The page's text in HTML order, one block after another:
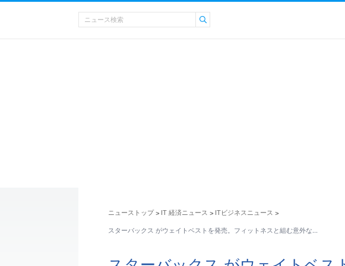
ニューストップ > IT 経済ニュース > ITビジネスニュース >
スターバックス がウェイトベストを発売。フィットネスと組む意外な…